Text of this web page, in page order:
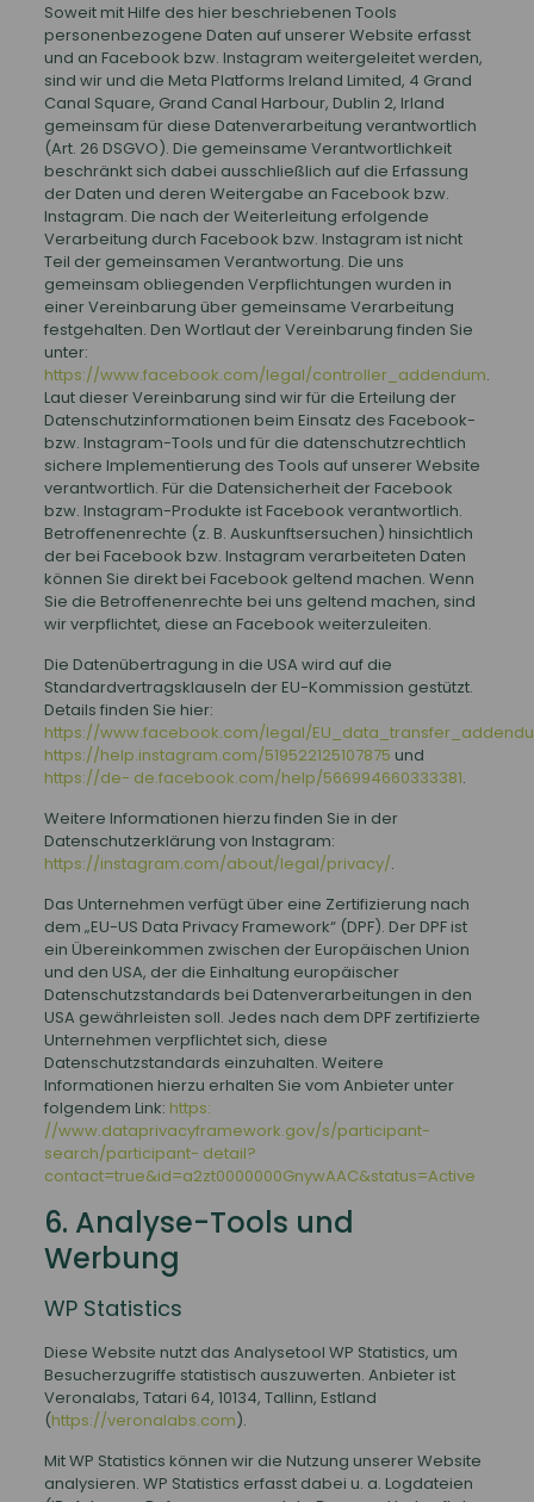
Soweit mit Hilfe des hier beschriebenen Tools
personenbezogene Daten auf unserer Website erfasst
und an Facebook bzw. Instagram weitergeleitet werden,
sind wir und die Meta Platforms Ireland Limited, 4 Grand
Canal Square, Grand Canal Harbour, Dublin 2, Irland
gemeinsam für diese Datenverarbeitung verantwortlich
(Art. 26 DSGVO). Die gemeinsame Verantwortlichkeit
beschränkt sich dabei ausschließlich auf die Erfassung
der Daten und deren Weitergabe an Facebook bzw.
Instagram. Die nach der Weiterleitung erfolgende
Verarbeitung durch Facebook bzw. Instagram ist nicht
Teil der gemeinsamen Verantwortung. Die uns
gemeinsam obliegenden Verpflichtungen wurden in
einer Vereinbarung über gemeinsame Verarbeitung
festgehalten. Den Wortlaut der Vereinbarung finden Sie
unter:
https://www.facebook.com/legal/controller_addendum.
Laut dieser Vereinbarung sind wir für die Erteilung der
Datenschutzinformationen beim Einsatz des Facebook-
bzw. Instagram-Tools und für die datenschutzrechtlich
sichere Implementierung des Tools auf unserer Website
verantwortlich. Für die Datensicherheit der Facebook
bzw. Instagram-Produkte ist Facebook verantwortlich.
Betroffenenrechte (z. B. Auskunftsersuchen) hinsichtlich
der bei Facebook bzw. Instagram verarbeiteten Daten
können Sie direkt bei Facebook geltend machen. Wenn
Sie die Betroffenenrechte bei uns geltend machen, sind
wir verpflichtet, diese an Facebook weiterzuleiten.
Die Datenübertragung in die USA wird auf die
Standardvertragsklauseln der EU-Kommission gestützt.
Details finden Sie hier:
https://www.facebook.com/legal/
https://help.instagram.com/519522125107875 und
https://de- de.facebook.com/help/566994660333381.
Weitere Informationen hierzu finden Sie in der
Datenschutzerklärung von Instagram:
https://instagram.com/about/legal/privacy/.
Das Unternehmen verfügt über eine Zertifizierung nach
dem „EU-US Data Privacy Framework“ (DPF). Der DPF ist
ein Übereinkommen zwischen der Europäischen Union
und den USA, der die Einhaltung europäischer
Datenschutzstandards bei Datenverarbeitungen in den
USA gewährleisten soll. Jedes nach dem DPF zertifizierte
Unternehmen verpflichtet sich, diese
Datenschutzstandards einzuhalten. Weitere
Informationen hierzu erhalten Sie vom Anbieter unter
folgendem Link: https:
//www.dataprivacyframework.gov/s/participant-
search/participant- detail?
contact=true&id=a2zt0000000GnywAAC&status=Active
6. Analyse-Tools und
Werbung
WP Statistics
Diese Website nutzt das Analysetool WP Statistics, um
Besucherzugriffe statistisch auszuwerten. Anbieter ist
Veronalabs, Tatari 64, 10134, Tallinn, Estland
(https://veronalabs.com).
Mit WP Statistics können wir die Nutzung unserer Website
analysieren. WP Statistics erfasst dabei u. a. Logdateien